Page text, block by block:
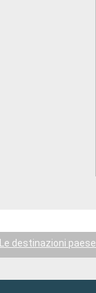
Le destinazioni paese